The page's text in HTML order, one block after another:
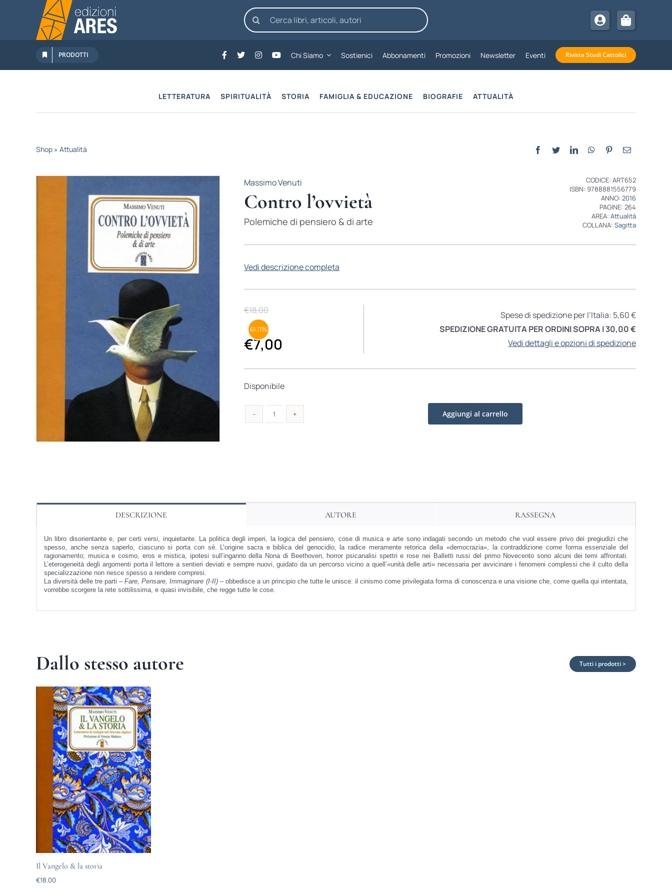
contenuto
Cerca
per:
PRODOTTI Chi Siamo Sostienici Abbonamenti Promozioni Newsletter Eventi Rivista Studi Cattolici
LETTERATURA SPIRITUALITÀ STORIA FAMIGLIA & EDUCAZIONE BIOGRAFIE ATTUALITÀ
Shop» Attualità
Massimo Venuti
Contro l’ovvietà
Polemiche di pensiero & di arte
CODICE: ART652
ISBN: 9788881556779
ANNO:2016
PAGINE: 264
AREA:Attualità
COLLANA:Sagitta
Vedi descrizione completa
€18,00
€7,00
61.11%
Spese di spedizione per l’Italia: 5,60 €
SPEDIZIONE GRATUITA PER ORDINI SOPRA I 30,00 €
Vedi dettagli e opzioni di spedizione
Disponibile
Contro
Aggiungi al carrello
DESCRIZIONE AUTORE RASSEGNA
Un libro disorientante e, per certiversi, inquietante. La politica degli imperi, la logica del pensiero, cose di musica e arte sono indagati secondo un metodo che vuol essere privo dei pregiudiziche
spesso, anche senza saperlo, ciascuno si porta con sé. L’origine sacra e biblica del genocidio, laradice meramente retorica della «democrazia», lacontraddizione come forma essenziale del
ragionamento; musica e cosmo, eros e mistica, ipotesi sull’ingannodella Nona di Beethoven, horror psicanalisi spettri e rose nei Balletti russi del primo Novecento sono alcuni dei temi affrontati.
L’eterogeneità degli argomenti porta il lettore a sentieri deviati e sempre nuovi, guidato da un percorso vicino a quell’«unità delle arti» necessaria per avvicinare i fenomeni complessi che il culto della
specializzazione non riesce spesso a rendere compresi.
La diversità delle tre parti –Fare, Pensare, Immaginare (I-II)– obbedisce a un principio che tutte le unisce: il cinismo come privilegiata forma di conoscenza e una visione che, come quella qui intentata,
vorrebbe scorgere la rete sottilissima, e quasi invisibile, che regge tutte le cose.
Dallo stesso autore Tutti i prodotti >
Il Vangelo & la storia
€18.00